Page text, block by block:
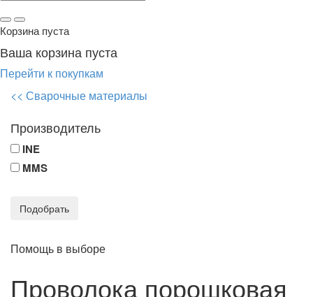
Корзина пуста
Ваша корзина пуста
Перейти к покупкам
<< Сварочные материалы
Производитель
INE
MMS
Подобрать
Помощь в выборе
Проволока порошковая